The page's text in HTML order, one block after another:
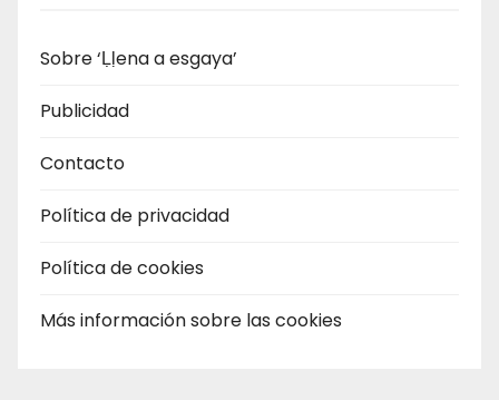
Sobre ‘Ḷḷena a esgaya’
Publicidad
Contacto
Política de privacidad
Política de cookies
Más información sobre las cookies